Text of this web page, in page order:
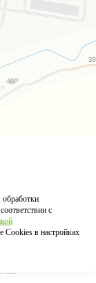
обработки
с
Cookies в настройках